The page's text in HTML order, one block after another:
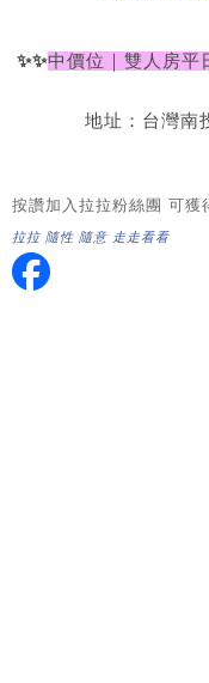
✨✨中價位 ｜雙人房
地址：台灣南
按讚加入拉拉粉絲團 可獲
拉拉 隨性 隨意 走走看看